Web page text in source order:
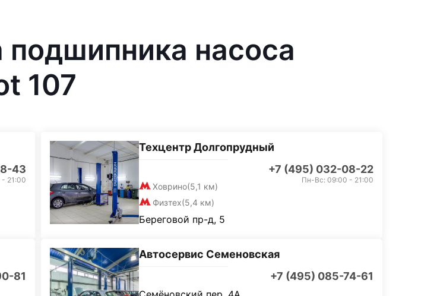
насоса
107
43
21:00
Техцентр Долгопрудный
+7 (495) 032-08-22
Ховрино(5,1 км)
Физтех(5,4 км)
Пн-Вс: 09:00 - 21:00
Береговой пр-д, 5
81
Автосервис Семеновская
+7 (495) 085-74-61